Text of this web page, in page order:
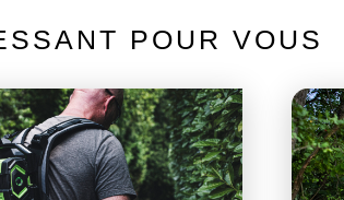
POUR VOUS